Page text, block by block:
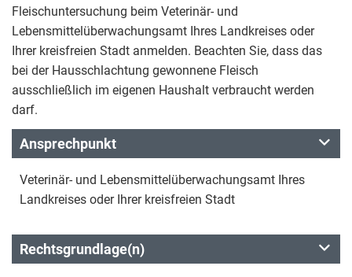
Fleischuntersuchung beim Veterinär- und
Lebensmittelüberwachungsamt Ihres Landkreises oder
Ihrer kreisfreien Stadt anmelden. Beachten Sie, dass das
bei der Hausschlachtung gewonnene Fleisch
ausschließlich im eigenen Haushalt verbraucht werden
darf.
Ansprechpunkt
Veterinär- und Lebensmittelüberwachungsamt Ihres
Landkreises oder Ihrer kreisfreien Stadt
Rechtsgrundlage(n)